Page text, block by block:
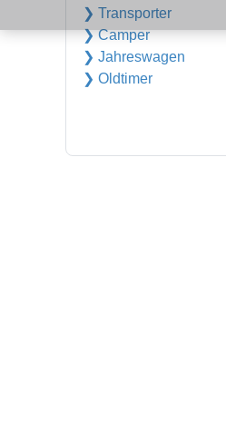
❯ Transporter
❯ Camper
❯ Jahreswagen
❯ Oldtimer